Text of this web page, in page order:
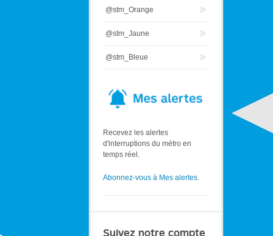
@stm_Orange
@stm_Jaune
@stm_Bleue
Recevez les alertes
d'interruptions du métro en
temps réel.
Abonnez-vous à Mes alertes.
Suivez notre compte